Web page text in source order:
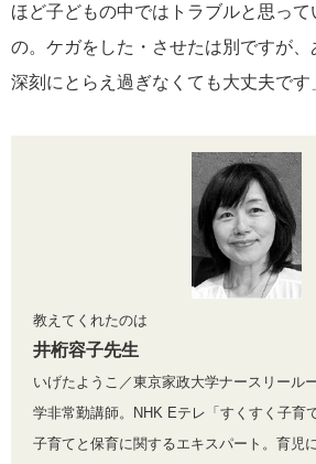
ほど子どもの中ではトラブルと思っ
の。ケガをした・させたは別ですが、
深刻にとらえ過ぎなくても大丈夫です
教えてくれたのは
井桁容子先生
いげたようこ／東京家政大学ナースリール
学非常勤講師。NHK Eテレ「すくすく子育
子育てと保育に関するエキスパート。育児